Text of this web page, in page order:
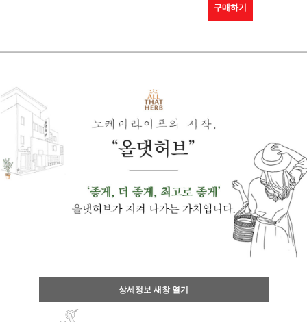
구매하기
상세정보 새창 열기